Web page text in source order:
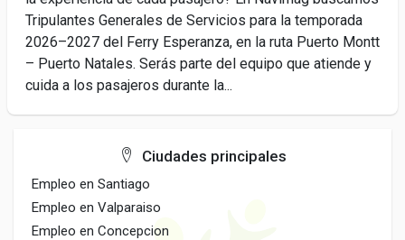
Tripulantes Generales de Servicios para la temporada
2026–2027 del Ferry Esperanza, en la ruta Puerto Montt
– Puerto Natales. Serás parte del equipo que atiende y
cuida a los pasajeros durante la...
Ciudades principales
Empleo en Santiago
Empleo en Valparaiso
Empleo en Concepcion